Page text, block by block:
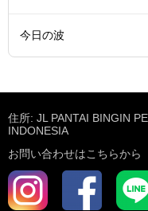
今日の波
住所: JL PANTAI BINGIN
INDONESIA
お問い合わせはこちらから